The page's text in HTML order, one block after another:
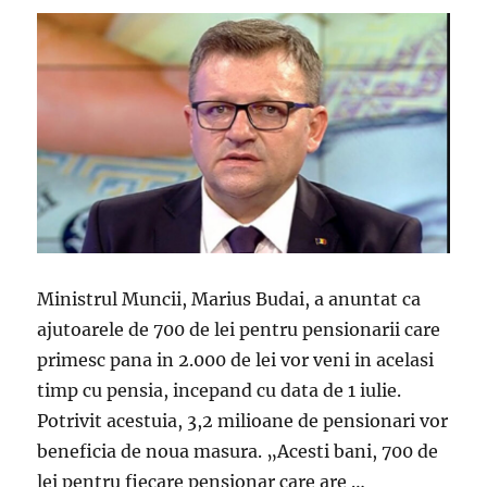
Ministrul Muncii, Marius Budai, a anuntat ca
ajutoarele de 700 de lei pentru pensionarii care
primesc pana in 2.000 de lei vor veni in acelasi
timp cu pensia, incepand cu data de 1 iulie.
Potrivit acestuia, 3,2 milioane de pensionari vor
beneficia de noua masura. „Acesti bani, 700 de
lei pentru fiecare pensionar care are …